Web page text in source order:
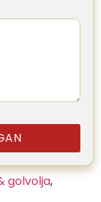
golvolja,